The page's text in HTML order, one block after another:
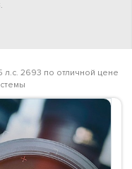
л.с. 2693 по отличной цене